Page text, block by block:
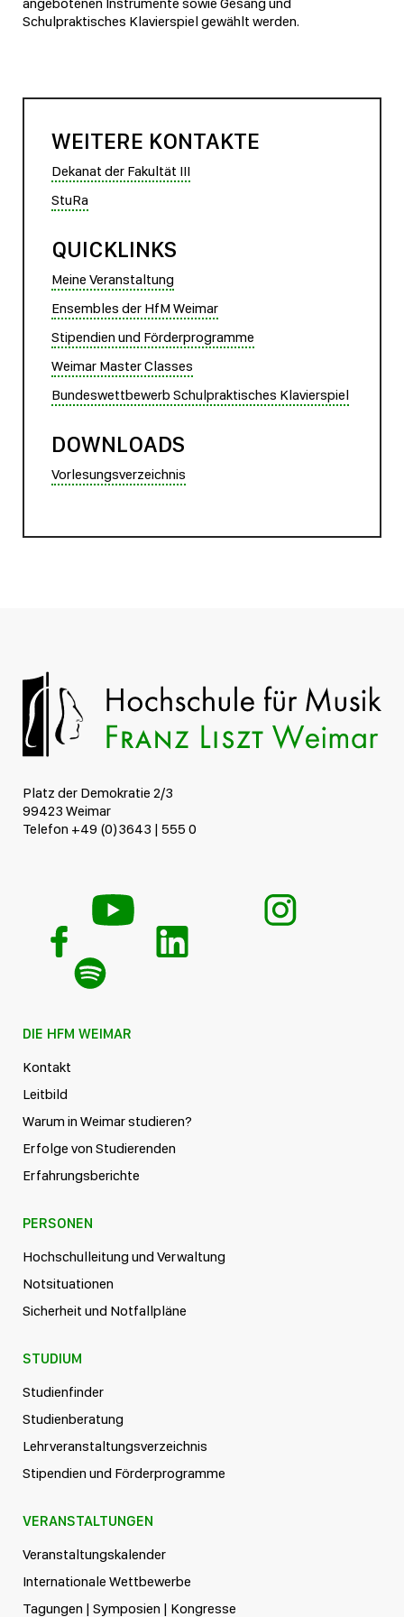
Schulpraktisches Klavierspiel gewählt werden.
WEITERE KONTAKTE
Dekanat der Fakultät III
StuRa
QUICKLINKS
Meine Veranstaltung
Ensembles der HfM Weimar
Stipendien und Förderprogramme
Weimar Master Classes
Bundeswettbewerb Schulpraktisches Klavierspiel
DOWNLOADS
Vorlesungsverzeichnis
Platz der Demokratie 2/3
99423 Weimar
Telefon +49 (0)3643 | 555 0
DIE HFM WEIMAR
Kontakt
Leitbild
Warum in Weimar studieren?
Erfolge von Studierenden
Erfahrungsberichte
PERSONEN
Hochschulleitung und Verwaltung
Notsituationen
Sicherheit und Notfallpläne
STUDIUM
Studienfinder
Studienberatung
Lehrveranstaltungsverzeichnis
Stipendien und Förderprogramme
VERANSTALTUNGEN
Veranstaltungskalender
Internationale Wettbewerbe
Tagungen | Symposien | Kongresse